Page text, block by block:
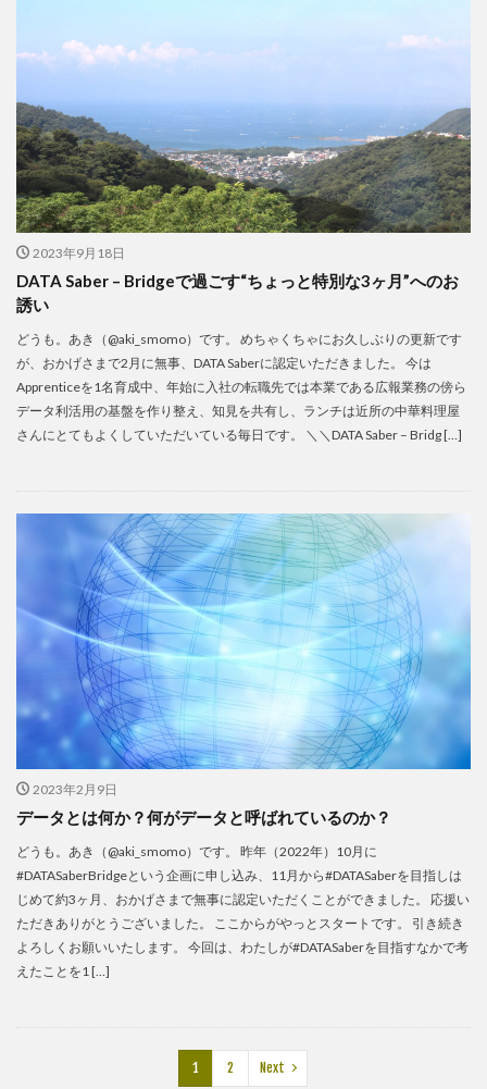
2023年9月18日
DATA Saber – Bridgeで過ごす“ちょっと特別な3ヶ月”へのお
誘い
どうも。あき（@aki_smomo）です。 めちゃくちゃにお久しぶりの更新です
が、おかげさまで2月に無事、DATA Saberに認定いただきました。 今は
Apprenticeを1名育成中、年始に入社の転職先では本業である広報業務の傍ら
データ利活用の基盤を作り整え、知見を共有し、ランチは近所の中華料理屋
さんにとてもよくしていただいている毎日です。 ＼＼DATA Saber – Bridg […]
2023年2月9日
データとは何か？何がデータと呼ばれているのか？
どうも。あき（@aki_smomo）です。 昨年（2022年）10月に
#DATASaberBridgeという企画に申し込み、11月から#DATASaberを目指しは
じめて約3ヶ月、おかげさまで無事に認定いただくことができました。 応援い
ただきありがとうございました。 ここからがやっとスタートです。 引き続き
よろしくお願いいたします。 今回は、わたしが#DATASaberを目指すなかで考
えたことを1 […]
1 2 Next